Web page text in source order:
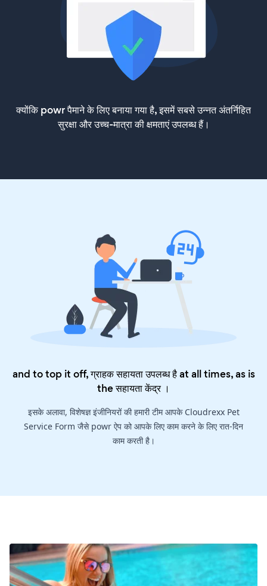
क्योंकि powr पैमाने के लिए बनाया गया है, इसमें सबसे उन्नत अंतर्निहित
सुरक्षा और उच्च-मात्रा की क्षमताएं उपलब्ध हैं।
and to top it off, ग्राहक सहायता उपलब्ध है at all times, as is
theसहायता केंद्र।
इसके अलावा, विशेषज्ञ इंजीनियरों की हमारी टीम आपके Cloudrexx Pet
Service Form जैसे powr ऐप को आपके लिए काम करने के लिए रात-दिन
काम करती है।